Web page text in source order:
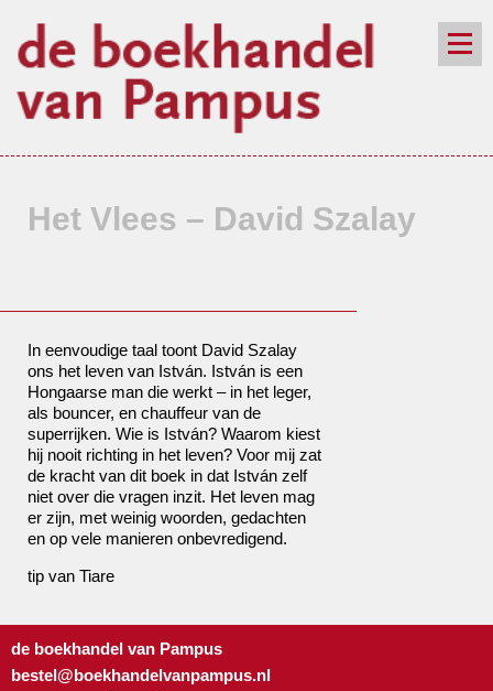
nieuwsbrief
Het Vlees – David Szalay
In eenvoudige taal toont David Szalay
ons het leven van István. István is een
Hongaarse man die werkt – in het leger,
als bouncer, en chauffeur van de
superrijken. Wie is István? Waarom kiest
hij nooit richting in het leven? Voor mij zat
de kracht van dit boek in dat István zelf
niet over die vragen inzit. Het leven mag
er zijn, met weinig woorden, gedachten
en op vele manieren onbevredigend.
tip van Tiare
de boekhandel van Pampus
bestel@boekhandelvanpampus.nl